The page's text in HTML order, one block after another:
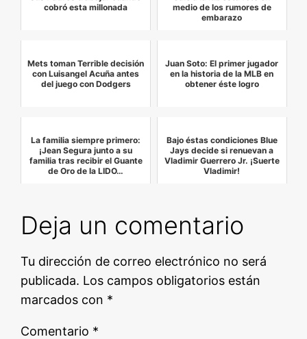
cobró esta millonada
medio de los rumores de
embarazo
Mets toman Terrible decisión
con Luisangel Acuña antes
del juego con Dodgers
Juan Soto: El primer jugador
en la historia de la MLB en
obtener éste logro
La familia siempre primero:
¡Jean Segura junto a su
familia tras recibir el Guante
de Oro de la LIDO…
Bajo éstas condiciones Blue
Jays decide si renuevan a
Vladimir Guerrero Jr. ¡Suerte
Vladimir!
Deja un comentario
Tu dirección de correo electrónico no será
publicada. Los campos obligatorios están
marcados con *
Comentario *